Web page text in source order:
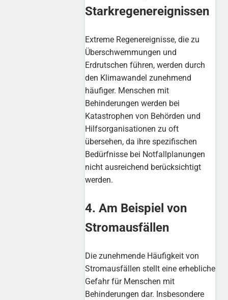
Starkregenereignissen
Extreme Regenereignisse, die zu
Überschwemmungen und
Erdrutschen führen, werden durch
den Klimawandel zunehmend
häufiger. Menschen mit
Behinderungen werden bei
Katastrophen von Behörden und
Hilfsorganisationen zu oft
übersehen, da ihre spezifischen
Bedürfnisse bei Notfallplanungen
nicht ausreichend berücksichtigt
werden.
4. Am Beispiel von
Stromausfällen
Die zunehmende Häufigkeit von
Stromausfällen stellt eine erhebliche
Gefahr für Menschen mit
Behinderungen dar. Insbesondere